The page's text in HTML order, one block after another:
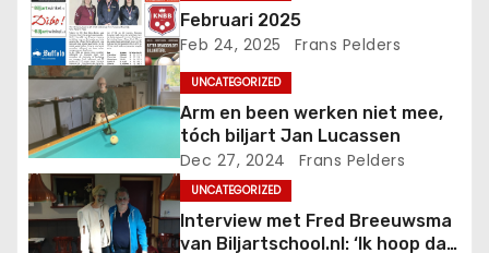
Februari 2025
Feb 24, 2025 Frans Pelders
UNCATEGORIZED
Arm en been werken niet mee,
tóch biljart Jan Lucassen
Dec 27, 2024 Frans Pelders
UNCATEGORIZED
Interview met Fred Breeuwsma
van Biljartschool.nl: ‘Ik hoop dat